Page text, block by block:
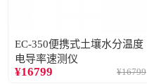
EC-350便携式土壤水分温度
电导率速测仪
¥16799 ¥16799